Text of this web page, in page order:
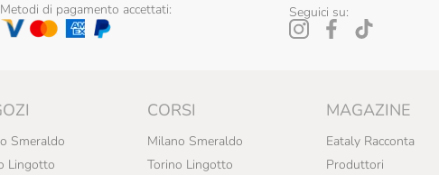
Metodi di pagamento accettati: Seguici su:
Smeraldo
Lingotto
CORSI
Milano Smeraldo
Torino Lingotto
MAGAZINE
Eataly Racconta
Produttori